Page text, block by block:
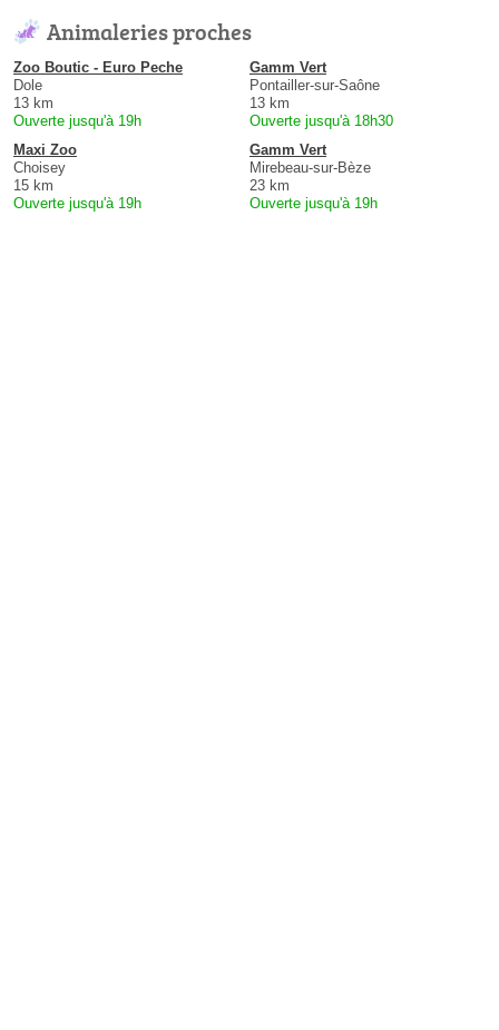
Animaleries proches
Zoo Boutic - Euro Peche
Dole
13 km
Ouverte jusqu'à 19h
Gamm Vert
Pontailler-sur-Saône
13 km
Ouverte jusqu'à 18h30
Maxi Zoo
Choisey
15 km
Ouverte jusqu'à 19h
Gamm Vert
Mirebeau-sur-Bèze
23 km
Ouverte jusqu'à 19h